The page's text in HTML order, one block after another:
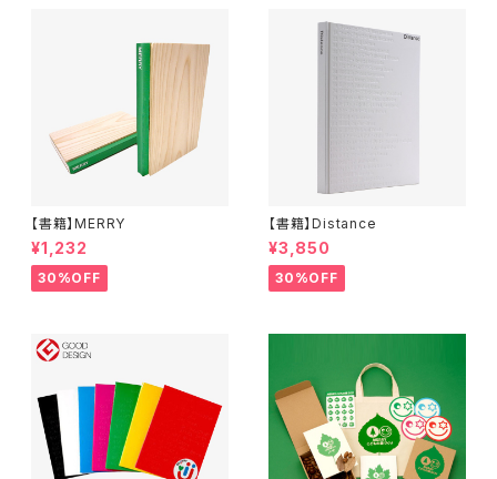
【書籍】MERRY
¥1,232
30%OFF
【書籍】Distance
¥3,850
30%OFF